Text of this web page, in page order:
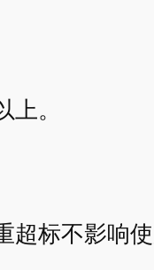
。
超标不影响